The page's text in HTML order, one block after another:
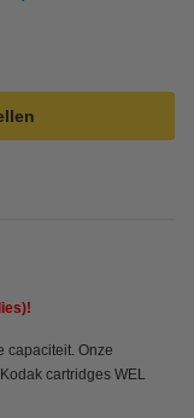
capaciteit. Onze
cartridges WEL